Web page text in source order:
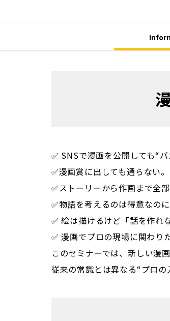
✅ SNSで漫画を公開しても“
✅漫画賞に出しても通らない
✅ストーリーから作画まで全
✅物語を考えるのは得意なの
✅ 絵は描けるけど「話を作れ
✅ 漫画でプロの現場に関わり
このセミナーでは、新しい漫
従来の常識とは異なる“プロ